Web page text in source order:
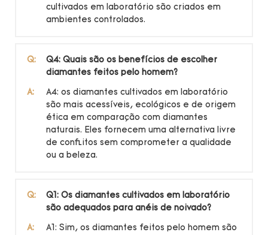
cultivados em laboratório são criados em
ambientes controlados.
Q:
Q4: Quais são os benefícios de escolher
diamantes feitos pelo homem?
A:
A4: os diamantes cultivados em laboratório
são mais acessíveis, ecológicos e de origem
ética em comparação com diamantes
naturais. Eles fornecem uma alternativa livre
de conflitos sem comprometer a qualidade
ou a beleza.
Q:
Q1: Os diamantes cultivados em laboratório
são adequados para anéis de noivado?
A:
A1: Sim, os diamantes feitos pelo homem são